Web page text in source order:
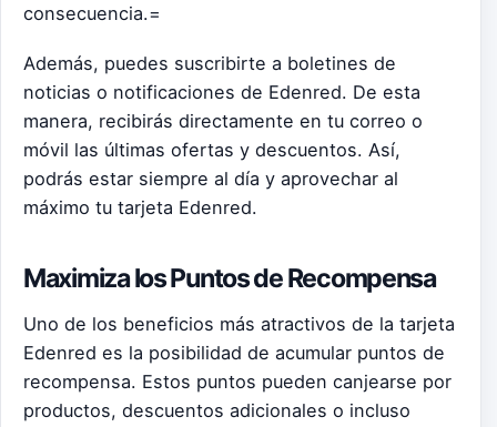
consecuencia.=
Además, puedes suscribirte a boletines de
noticias o notificaciones de Edenred. De esta
manera, recibirás directamente en tu correo o
móvil las últimas ofertas y descuentos. Así,
podrás estar siempre al día y aprovechar al
máximo tu tarjeta Edenred.
Maximiza los Puntos de Recompensa
Uno de los beneficios más atractivos de la tarjeta
Edenred es la posibilidad de acumular puntos de
recompensa. Estos puntos pueden canjearse por
productos, descuentos adicionales o incluso